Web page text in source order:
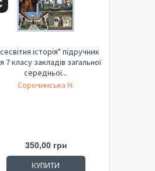
історія" підручник
7 класу закладів загальної
середньої...
Сорочинська Н.
350,00 грн
КУПИТИ